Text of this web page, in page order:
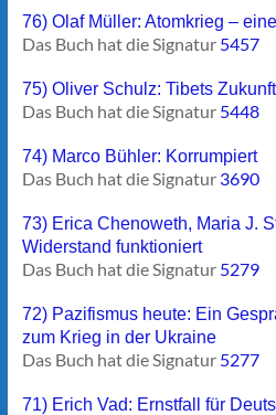
76) Olaf Müller: Atomkrieg –
Das Buch hat die Signatur 5457
75) Oliver Schulz: Tibets Zukunft
Das Buch hat die Signatur 5448
74) Marco Bühler: Korrumpiert
Das Buch hat die Signatur 3690
73) Erica Chenoweth, Maria J.
Widerstand funktioniert
Das Buch hat die Signatur 5279
72) Pazifismus heute: Ein
zum Krieg in der Ukraine
Das Buch hat die Signatur 5277
71) Erich Vad: Ernstfall für